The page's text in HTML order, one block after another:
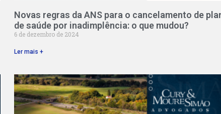
Novas regras da ANS para o cancelamento de
de saúde por inadimplência: o que mudou?
6 de dezembro de 2024
Ler mais +